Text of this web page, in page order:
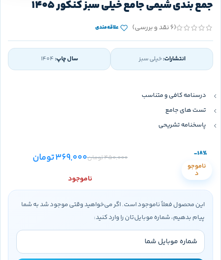
جمع بندی شیمی جامع خیلی سبز کنکور 1405
(6 نقد و بررسی) علاقه‌مندی
انتشارات:خیلی سبز سال چاپ:
درسنامه کافی و متناسب
تست های جامع
پاسخنامه تشریحی
-18%
ناموجو
د
450,000تومان369,000تومان
ناموجود
این محصول فعلاً ناموجود است. اگر می‌خواهید وقتی موجود شد به شما
پیام بدهیم، شماره موبایل‌تان را وارد کنید: